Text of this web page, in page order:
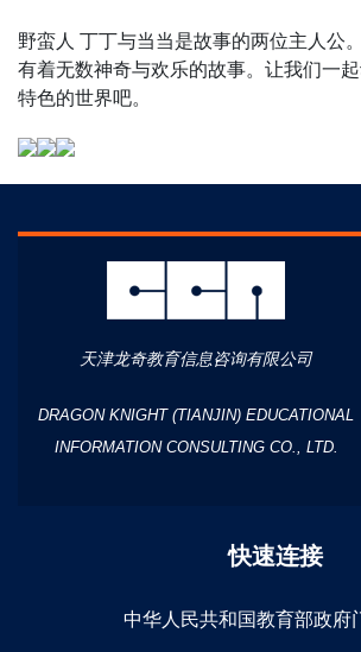
野蛮人 丁丁与当当是故事的两位主人公
有着无数神奇与欢乐的故事。让我们一
特色的世界吧。
天津龙奇教育信息咨询有限公司
DRAGON KNIGHT (TIANJIN) EDUCATIONAL
INFORMATION CONSULTING CO., LTD.
快速连接
中华人民共和国教育部政府